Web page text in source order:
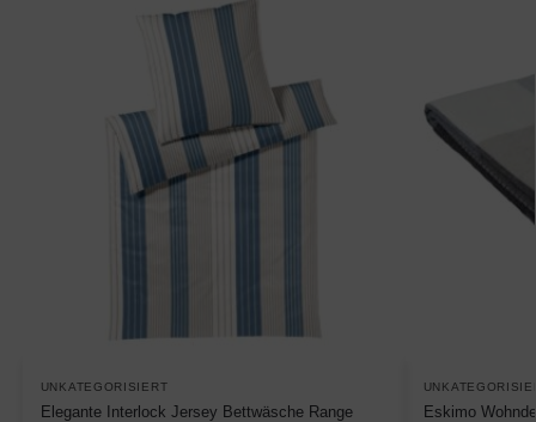
UNKATEGORISIERT
Elegante Interlock Jersey Bettwäsche Range
Eskimo